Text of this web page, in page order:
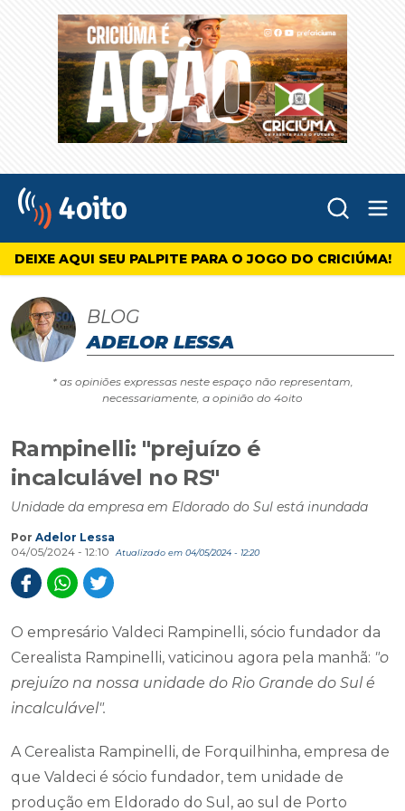
4oito
DEIXE AQUI SEU PALPITE PARA O JOGO DO CRICIÚMA!
BLOG
ADELOR LESSA
* as opiniões expressas neste espaço não representam,
necessariamente, a opinião do 4oito
Rampinelli: "prejuízo é
incalculável no RS"
Unidade da empresa em Eldorado do Sul está inundada
Por Adelor Lessa
04/05/2024 - 12:10
Atualizado em 04/05/2024 - 12:20
O empresário Valdeci Rampinelli, sócio fundador da
Cerealista Rampinelli, vaticinou agora pela manhã: "o
prejuízo na nossa unidade do Rio Grande do Sul é
incalculável".
A Cerealista Rampinelli, de Forquilhinha, empresa de
que Valdeci é sócio fundador, tem unidade de
produção em Eldorado do Sul, ao sul de Porto